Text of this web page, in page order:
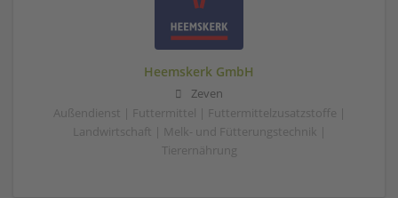
Heemskerk GmbH
Zeven
Außendienst | Futtermittel | Futtermittelzusatzstoffe |
Landwirtschaft | Melk- und Fütterungstechnik |
Tierernährung